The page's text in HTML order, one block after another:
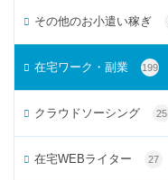
その他のお小遣い稼ぎ
在宅ワーク・副業 199
クラウドソーシング 25
在宅WEBライター 27